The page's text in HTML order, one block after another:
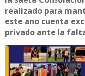
realizado para
este año cuenta
privado ante la